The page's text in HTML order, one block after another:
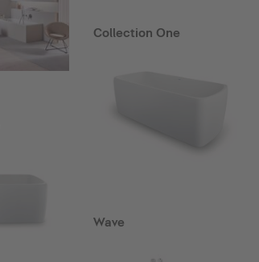
Collection One
Wave